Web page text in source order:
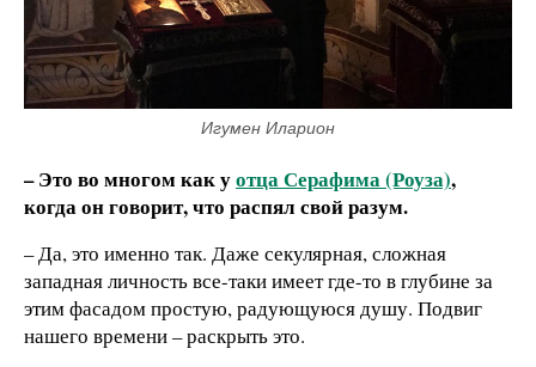
Игумен Иларион
– Это во многом как уотца Серафима (Роуза),
когда он говорит, что распял свой разум.
– Да, это именно так. Даже секулярная, сложная
западная личность все-таки имеет где-то в глубине за
этим фасадом простую, радующуюся душу. Подвиг
нашего времени – раскрыть это.